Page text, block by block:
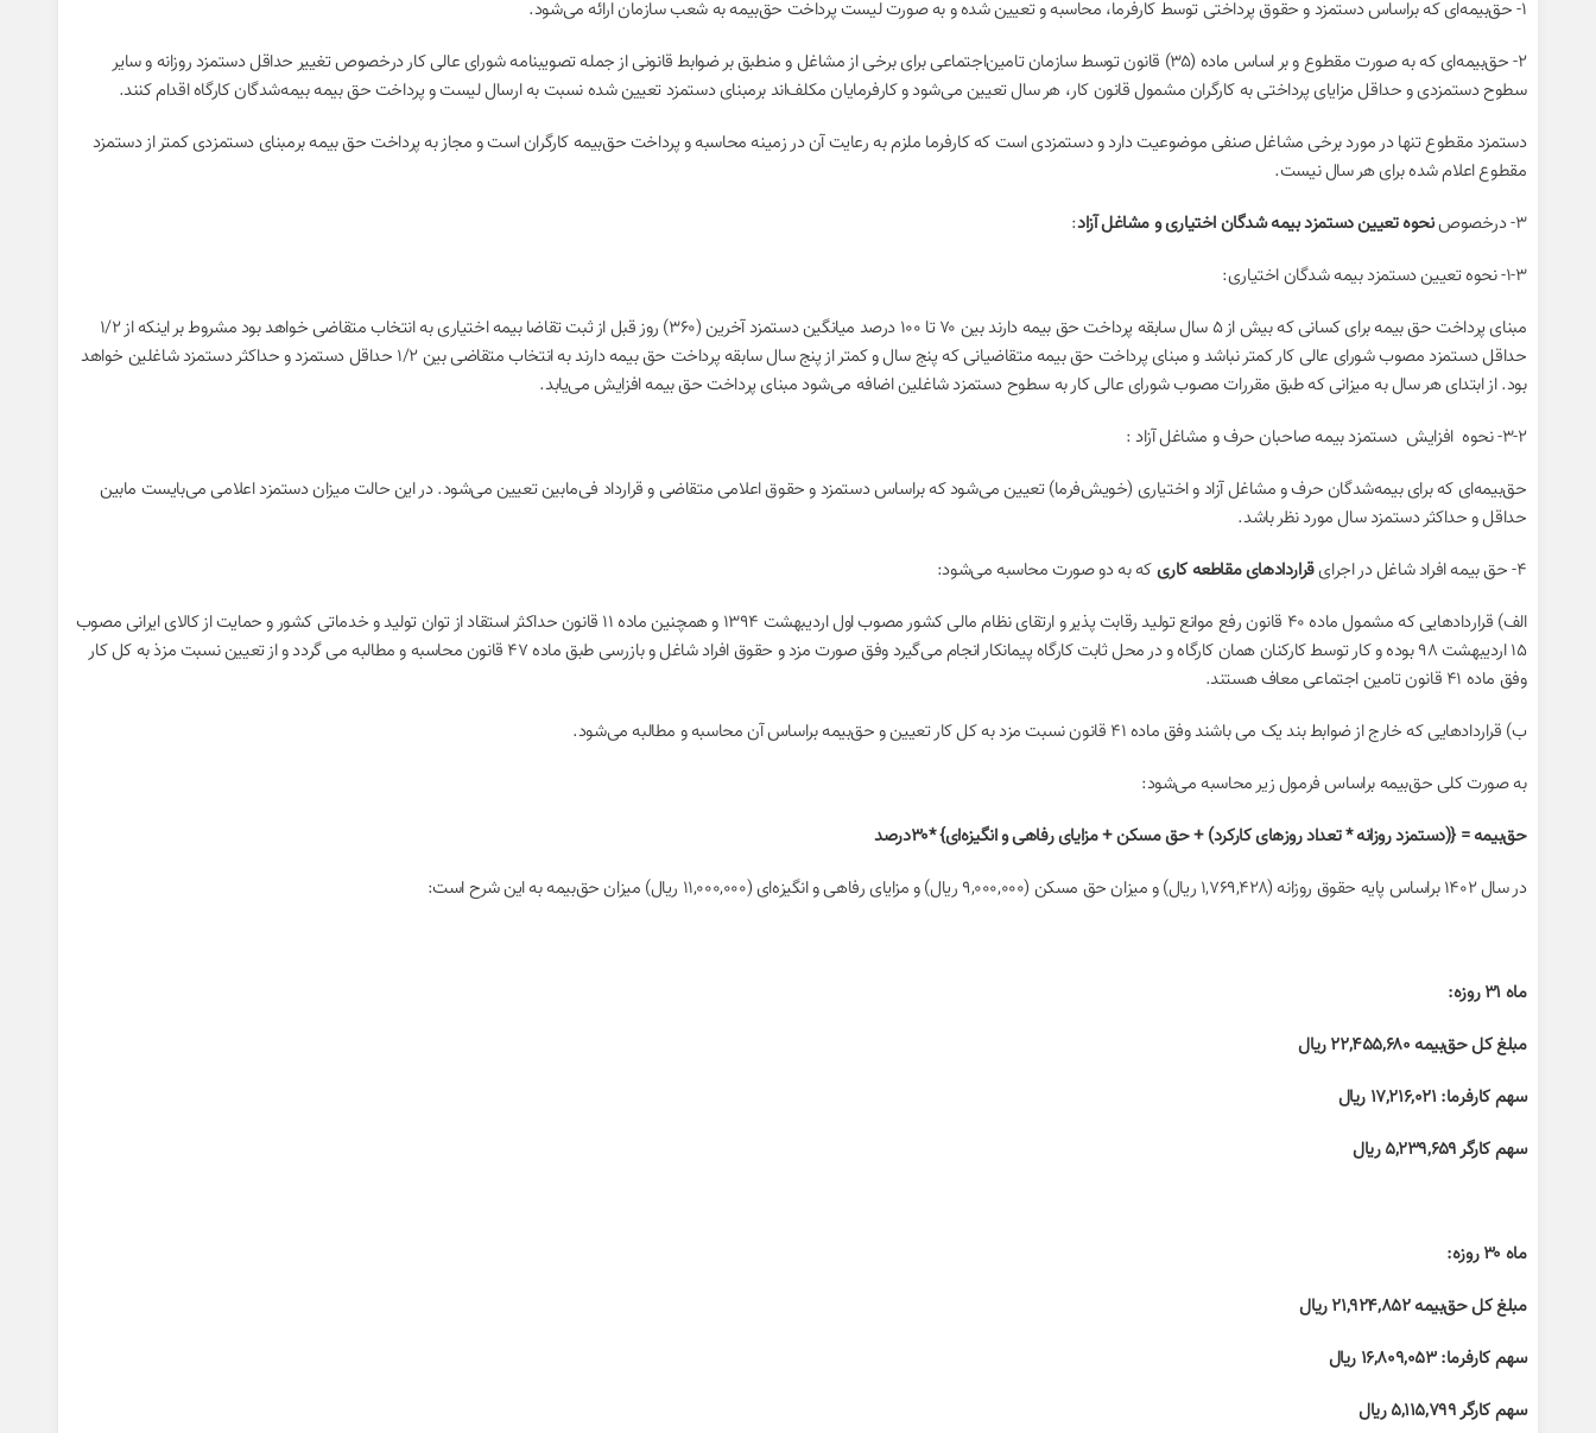
۱- حق‌بیمه‌ای که براساس دستمزد و حقوق پرداختی توسط کارفرما، محاسبه و تعیین شده و به صورت لیست پرداخت حق‌بیمه به شعب سازمان ارائه می‌شود.
۲- حق‌بیمه‌ای که به صورت مقطوع و بر اساس ماده (۳۵) قانون توسط سازمان تامین‌اجتماعی برای برخی از مشاغل و منطبق بر ضوابط قانونی از جمله تصویبنامه شورای عالی کار درخصوص تغییر حداقل دستمزد روزانه و سایر
سطوح دستمزدی و حداقل مزایای پرداختی به کارگران مشمول قانون کار، هر سال تعیین می‌شود و کارفرمایان مکلف‌اند برمبنای دستمزد تعیین شده نسبت به ارسال لیست و پرداخت حق بیمه بیمه‌شدگان کارگاه اقدام کنند.
دستمزد مقطوع تنها در مورد برخی مشاغل صنفی موضوعیت دارد و دستمزدی است که کارفرما ملزم به رعایت آن در زمینه محاسبه و پرداخت حق‌بیمه کارگران است و مجاز به پرداخت حق بیمه برمبنای دستمزدی کمتر از دستمزد
مقطوع اعلام شده برای هر سال نیست.
۳- درخصوص
نحوه تعیین دستمزد بیمه شدگان اختیاری و مشاغل آزاد:
۱-۳- نحوه تعیین دستمزد بیمه شدگان اختیاری:
مبنای پرداخت حق بیمه برای کسانی که بیش از ۵ سال سابقه پرداخت حق بیمه دارند بین ۷۰ تا ۱۰۰ درصد میانگین دستمزد آخرین (۳۶۰) روز قبل از ثبت تقاضا بیمه اختیاری به انتخاب متقاضی خواهد بود مشروط بر اینکه از ۱/۲
حداقل دستمزد مصوب شورای عالی کار کمتر نباشد و مبنای پرداخت حق بیمه متقاضیانی که پنج سال و کمتر از پنج سال سابقه پرداخت حق بیمه دارند به انتخاب متقاضی بین ۱/۲ حداقل دستمزد و حداکثر دستمزد شاغلین خواهد
بود. از ابتدای هر سال به میزانی که طبق مقررات مصوب شورای عالی کار به سطوح دستمزد شاغلین اضافه می‌شود مبنای پرداخت حق بیمه افزایش می‌یابد.
۳-۲- نحوه افزایش دستمزد بیمه صاحبان حرف و مشاغل آزاد :
حق‌بیمه‌ای که برای بیمه‌شدگان حرف و مشاغل آزاد و اختیاری (خویش‌فرما) تعیین می‌شود که براساس دستمزد و حقوق اعلامی متقاضی و قرارداد فی‌مابین تعیین می‌شود. در این حالت میزان دستمزد اعلامی می‌بایست مابین
حداقل و حداکثر دستمزد سال مورد نظر باشد.
۴- حق بیمه افراد شاغل در اجرای
قراردادهای مقاطعه کاریکه به دو صورت محاسبه می‌شود:
الف) قراردادهایی که مشمول ماده ۴۰ قانون رفع موانع تولید رقابت پذیر و ارتقای نظام مالی کشور مصوب اول اردیبهشت ۱۳۹۴ و همچنین ماده ۱۱ قانون حداکثر استقاد از توان تولید و خدماتی کشور و حمایت از کالای ایرانی مصوب
۱۵ اردیبهشت ۹۸ بوده و کار توسط کارکنان همان کارگاه و در محل ثابت کارگاه پیمانکار انجام می‌گیرد وفق صورت مزد و حقوق افراد شاغل و بازرسی طبق ماده ۴۷ قانون محاسبه و مطالبه می گردد و از تعیین نسبت مزذ به کل کار
وفق ماده ۴۱ قانون تامین اجتماعی معاف هستند.
ب) قراردادهایی که خارج از ضوابط بند یک می باشند وفق ماده ۴۱ قانون نسبت مزد به کل کار تعیین و حق‌بیمه براساس آن محاسبه و مطالبه می‌شود.
به صورت کلی حق‌بیمه براساس فرمول زیر محاسبه می‌شود:
حق‌بیمه = {(دستمزد روزانه * تعداد روزهای کارکرد) + حق مسکن + مزایای رفاهی و انگیزه‌ای} *۳۰درصد
در سال ۱۴۰۲ براساس پایه حقوق روزانه (۱,۷۶۹,۴۲۸ ریال) و میزان حق مسکن (۹,۰۰۰,۰۰۰ ریال) و مزایای رفاهی و انگیزه‌ای (۱۱,۰۰۰,۰۰۰ ریال) میزان حق‌بیمه به این شرح است:
ماه ۳۱ روزه:
مبلغ کل حق‌بیمه ۲۲,۴۵۵,۶۸۰ ریال
سهم کارفرما: ۱۷,۲۱۶,۰۲۱ ریال
سهم کارگر ۵,۲۳۹,۶۵۹ ریال
ماه ۳۰ روزه:
مبلغ کل حق‌بیمه ۲۱,۹۲۴,۸۵۲ ریال
سهم کارفرما: ۱۶,۸۰۹,۰۵۳ ریال
سهم کارگر ۵,۱۱۵,۷۹۹ ریال